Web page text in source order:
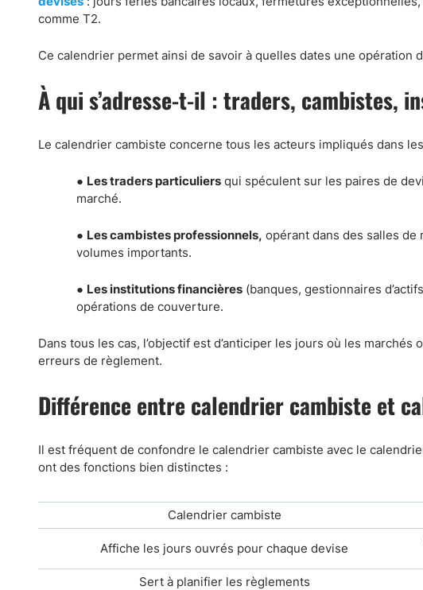
comme T2.
Ce calendrier permet ainsi de savoir à quelles dates une opération
À qui s’adresse-t-il : traders, cambistes,
Le calendrier cambiste concerne tous les acteurs impliqués dans
● Les traders particuliers qui spéculent sur les paires de
marché.
● Les cambistes professionnels, opérant dans des salles
volumes importants.
● Les institutions financières (banques, gestionnaires
opérations de couverture.
Dans tous les cas, l’objectif est d’anticiper les jours où les
erreurs de règlement.
Différence entre calendrier cambiste et
Il est fréquent de confondre le calendrier cambiste avec le
ont des fonctions bien distinctes :
Calendrier cambiste
Affiche les jours ouvrés pour chaque devise
Sert à planifier les règlements